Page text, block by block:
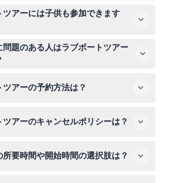
ートフォンを持参し、快適な服装と
、サングラスを忘れないでください。
内で提供されるため、自分のものを
りません。
ツアーには子供も参加できます
がツアーに参加できます。ただし、
未満または15kg未満の子供は参加で
題のある人はラブボートツアー
ーに参加できません。
ツアーの予約方法は？
きます。空き状況は予約プロセス中に
ツアーのキャンセルポリシーは？
、振込手数料がかかります。変更は
要時間や開始時間の選択肢は？